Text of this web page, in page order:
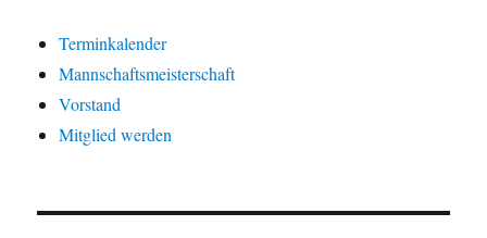
Terminkalender
Mannschaftsmeisterschaft
Vorstand
Mitglied werden